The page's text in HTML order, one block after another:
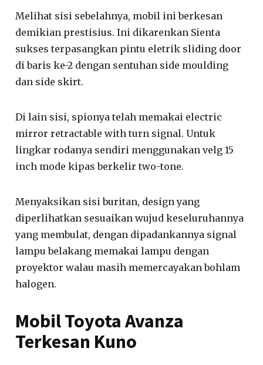
Melihat sisi sebelahnya, mobil ini berkesan
demikian prestisius. Ini dikarenkan Sienta
sukses terpasangkan pintu eletrik sliding door
di baris ke-2 dengan sentuhan side moulding
dan side skirt.
Di lain sisi, spionya telah memakai electric
mirror retractable with turn signal. Untuk
lingkar rodanya sendiri menggunakan velg 15
inch mode kipas berkelir two-tone.
Menyaksikan sisi buritan, design yang
diperlihatkan sesuaikan wujud keseluruhannya
yang membulat, dengan dipadankannya signal
lampu belakang memakai lampu dengan
proyektor walau masih memercayakan bohlam
halogen.
Mobil Toyota Avanza
Terkesan Kuno